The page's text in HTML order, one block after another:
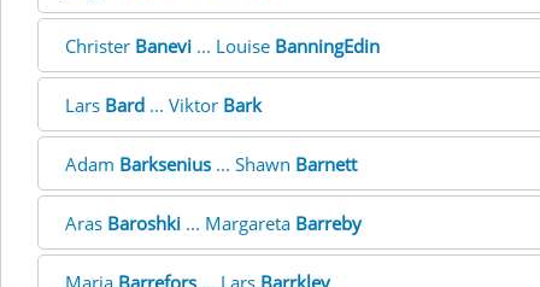
Christer Banevi ... Louise BanningEdin
Lars Bard ... Viktor Bark
Adam Barksenius ... Shawn Barnett
Aras Baroshki ... Margareta Barreby
Maria Barrefors ... Lars Barrklev